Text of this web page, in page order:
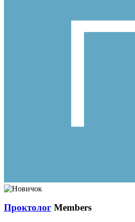
Проктолог Members